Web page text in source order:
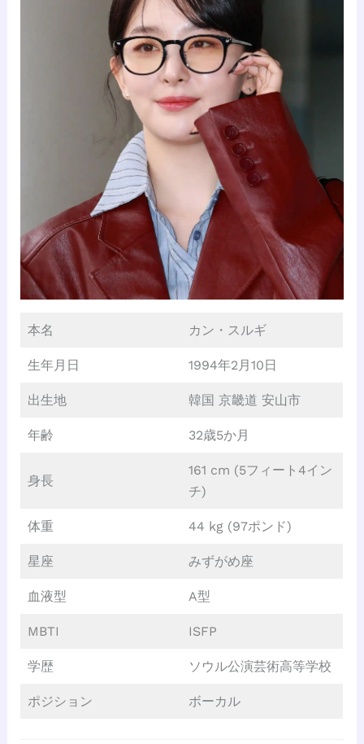
本名 カン・スルギ
生年月日 1994年2月10日
出生地 韓国 京畿道 安山市
年齢 32歳5か月
身長
161 cm (5フィート4イン
チ)
体重 44 kg (97ポンド)
星座 みずがめ座
血液型 A型
MBTI ISFP
学歴 ソウル公演芸術高等学校
ポジション ボーカル